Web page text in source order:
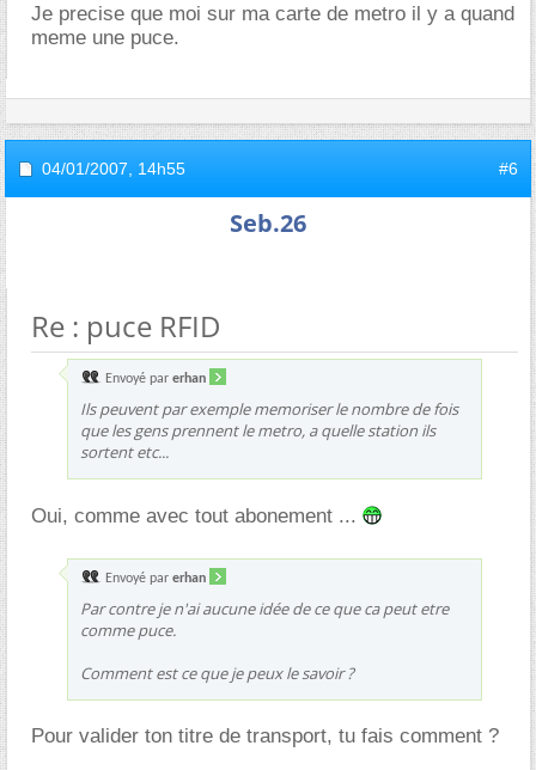
Je precise que moi sur ma carte de metro il y a quand
meme une puce.
04/01/2007, 14h55 #6
Seb.26
Re : puce RFID
Envoyé par erhan
Ils peuvent par exemple memoriser le nombre de fois
que les gens prennent le metro, a quelle station ils
sortent etc...
Oui, comme avec tout abonement ...
Envoyé par erhan
Par contre je n'ai aucune idée de ce que ca peut etre
comme puce.
Comment est ce que je peux le savoir ?
Pour valider ton titre de transport, tu fais comment ?